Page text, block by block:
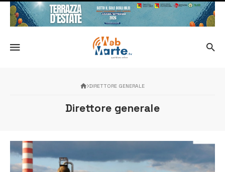
DIRETTORE GENERALE
Direttore generale